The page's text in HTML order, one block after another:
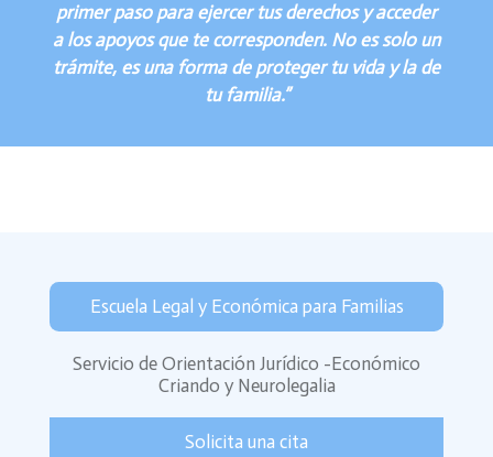
primer paso para ejercer tus derechos y acceder
a los apoyos que te corresponden. No es solo un
trámite, es una forma de proteger tu vida y la de
tu familia.”
Escuela Legal y Económica para Familias
Servicio de Orientación Jurídico -Económico
Criando y Neurolegalia
Solicita una cita